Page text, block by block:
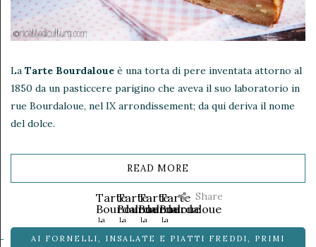
La Tarte Bourdaloue è una torta di pere inventata attorno al
1850 da un pasticcere parigino che aveva il suo laboratorio in
rue Bourdaloue, nel IX arrondissement; da qui deriva il nome
del dolce.
READ MORE
Share
Tarte
Bourdaloue
La
di
Tarte
Bourdaloue
La
di
Tarte
Bourdaloue
La
di
Tarte
Bourdaloue
La
di
AI FORNELLI, INSALATE E PIATTI FREDDI, PRIMI